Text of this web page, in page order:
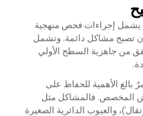
يشمل إجراءات فحص منهجية
أن تصبح مشاكل دائمة. وتشمل
من جاهزية السطح الأولي
بالغ الأهمية للحفاظ على
المخصص. فالمشاكل مثل
والعيوب الدائرية الصغيرة